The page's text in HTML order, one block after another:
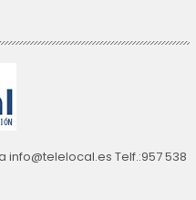
info@telelocal.es Telf.:957 538